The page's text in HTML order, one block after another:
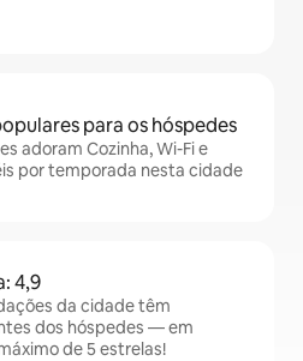
para os hóspedes
adoram Cozinha, Wi-Fi e
por temporada nesta cidade
4,9
da cidade têm
dos hóspedes — em
de 5 estrelas!